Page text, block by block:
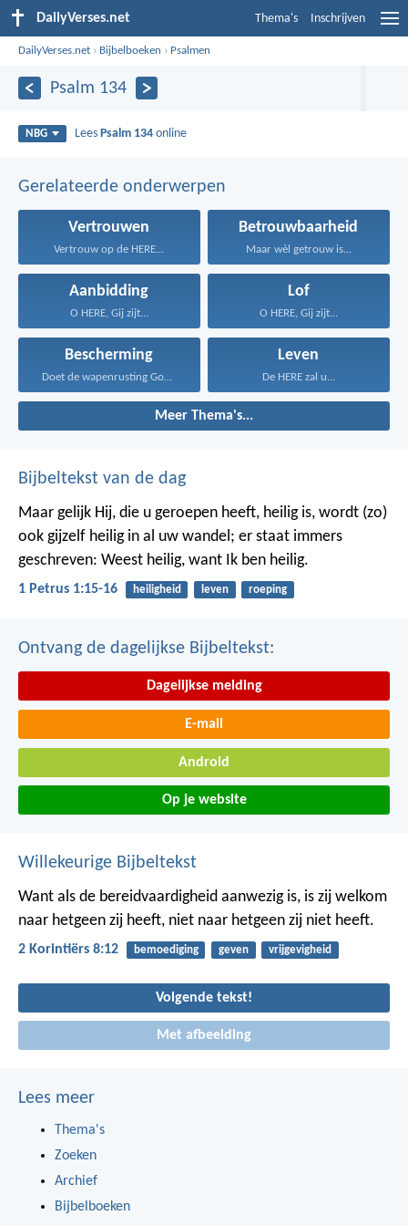
DailyVerses.net Thema's Inschrijven
DailyVerses.net › Bijbelboeken › Psalmen
Psalm 134
NBG Lees Psalm 134 online
Gerelateerde onderwerpen
Vertrouwen
Vertrouw op de HERE...
Betrouwbaarheid
Maar wèl getrouw is...
Aanbidding
O HERE, Gij zijt...
Lof
O HERE, Gij zijt...
Bescherming
Doet de wapenrusting Gods...
Leven
De HERE zal u...
Meer Thema's...
Bijbeltekst van de dag
Maar gelijk Hij, die u geroepen heeft, heilig is, wordt (zo)
ook gijzelf heilig in al uw wandel; er staat immers
geschreven: Weest heilig, want Ik ben heilig.
1 Petrus 1:15-16 heiligheid leven roeping
Ontvang de dagelijkse Bijbeltekst:
Dagelijkse melding
E-mail
Android
Op je website
Willekeurige Bijbeltekst
Want als de bereidvaardigheid aanwezig is, is zij welkom
naar hetgeen zij heeft, niet naar hetgeen zij niet heeft.
2 Korintiërs 8:12 bemoediging geven vrijgevigheid
Volgende tekst!
Met afbeelding
Lees meer
Thema's
Zoeken
Archief
Bijbelboeken